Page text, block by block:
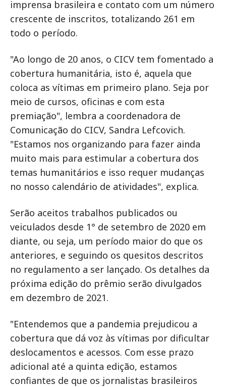
imprensa brasileira e contato com um número
crescente de inscritos, totalizando 261 em
todo o período.
"Ao longo de 20 anos, o CICV tem fomentado a
cobertura humanitária, isto é, aquela que
coloca as vítimas em primeiro plano. Seja por
meio de cursos, oficinas e com esta
premiação", lembra a coordenadora de
Comunicação do CICV, Sandra Lefcovich.
"Estamos nos organizando para fazer ainda
muito mais para estimular a cobertura dos
temas humanitários e isso requer mudanças
no nosso calendário de atividades", explica.
Serão aceitos trabalhos publicados ou
veiculados desde 1° de setembro de 2020 em
diante, ou seja, um período maior do que os
anteriores, e seguindo os quesitos descritos
no regulamento a ser lançado. Os detalhes da
próxima edição do prêmio serão divulgados
em dezembro de 2021.
"Entendemos que a pandemia prejudicou a
cobertura que dá voz às vítimas por dificultar
deslocamentos e acessos. Com esse prazo
adicional até a quinta edição, estamos
confiantes de que os jornalistas brasileiros